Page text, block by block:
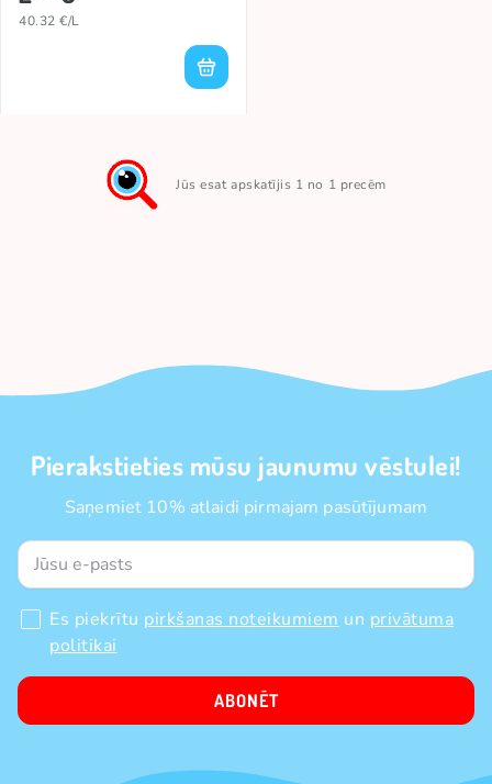
40.32 €/L
Jūs esat apskatījis 1 no 1 precēm
Pierakstieties mūsu jaunumu vēstulei!
Saņemiet 10% atlaidi pirmajam pasūtījumam
Es piekrītu pirkšanas noteikumiem un privātuma
politikai
ABONĒT